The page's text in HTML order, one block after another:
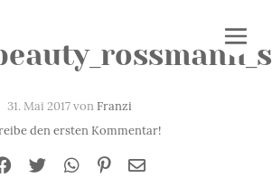
31. Mai 2017 vonFranzi
den ersten Kommentar!